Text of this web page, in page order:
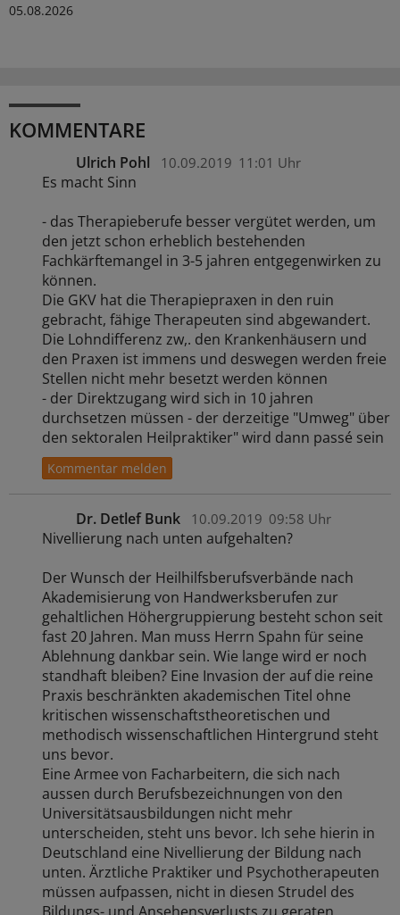
05.08.2026
KOMMENTARE
Ulrich Pohl 10.09.2019 11:01 Uhr
Es macht Sinn
- das Therapieberufe besser vergütet werden, um
den jetzt schon erheblich bestehenden
Fachkärftemangel in 3-5 jahren entgegenwirken zu
können.
Die GKV hat die Therapiepraxen in den ruin
gebracht, fähige Therapeuten sind abgewandert.
Die Lohndifferenz zw,. den Krankenhäusern und
den Praxen ist immens und deswegen werden freie
Stellen nicht mehr besetzt werden können
- der Direktzugang wird sich in 10 jahren
durchsetzen müssen - der derzeitige "Umweg" über
den sektoralen Heilpraktiker" wird dann passé sein
Dr. Detlef Bunk 10.09.2019 09:58 Uhr
Nivellierung nach unten aufgehalten?
Der Wunsch der Heilhilfsberufsverbände nach
Akademisierung von Handwerksberufen zur
gehaltlichen Höhergruppierung besteht schon seit
fast 20 Jahren. Man muss Herrn Spahn für seine
Ablehnung dankbar sein. Wie lange wird er noch
standhaft bleiben? Eine Invasion der auf die reine
Praxis beschränkten akademischen Titel ohne
kritischen wissenschaftstheoretischen und
methodisch wissenschaftlichen Hintergrund steht
uns bevor.
Eine Armee von Facharbeitern, die sich nach
aussen durch Berufsbezeichnungen von den
Universitätsausbildungen nicht mehr
unterscheiden, steht uns bevor. Ich sehe hierin in
Deutschland eine Nivellierung der Bildung nach
unten. Ärztliche Praktiker und Psychotherapeuten
müssen aufpassen, nicht in diesen Strudel des